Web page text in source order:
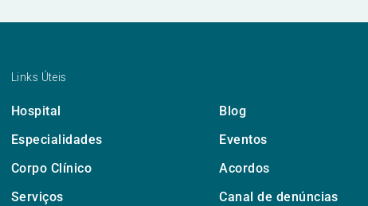
Links Úteis
Hospital
Blog
Especialidades
Eventos
Corpo Clínico
Acordos
Serviços
Canal de denúncias